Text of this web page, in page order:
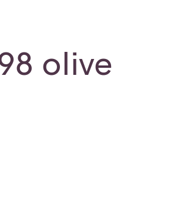
olive